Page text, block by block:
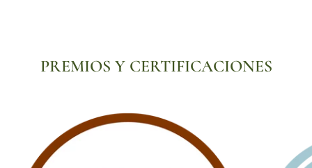
PREMIOS Y CERTIFICACIONES